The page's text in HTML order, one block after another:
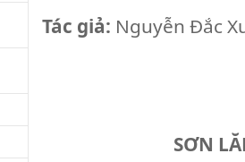
Tác giả: Nguyễn Đắc
SƠN